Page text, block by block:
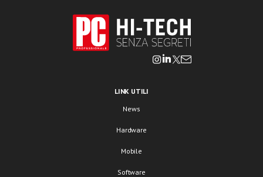
LINK UTILI
News
Hardware
Mobile
Software